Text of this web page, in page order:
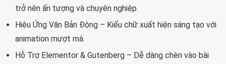
trở nên ấn tượng và chuyên nghiệp.
Hiệu Ứng Văn Bản Động – Kiểu chữ xuất hiện sáng tạo với
animation mượt mà.
Hỗ Trợ Elementor & Gutenberg – Dễ dàng chèn vào bài